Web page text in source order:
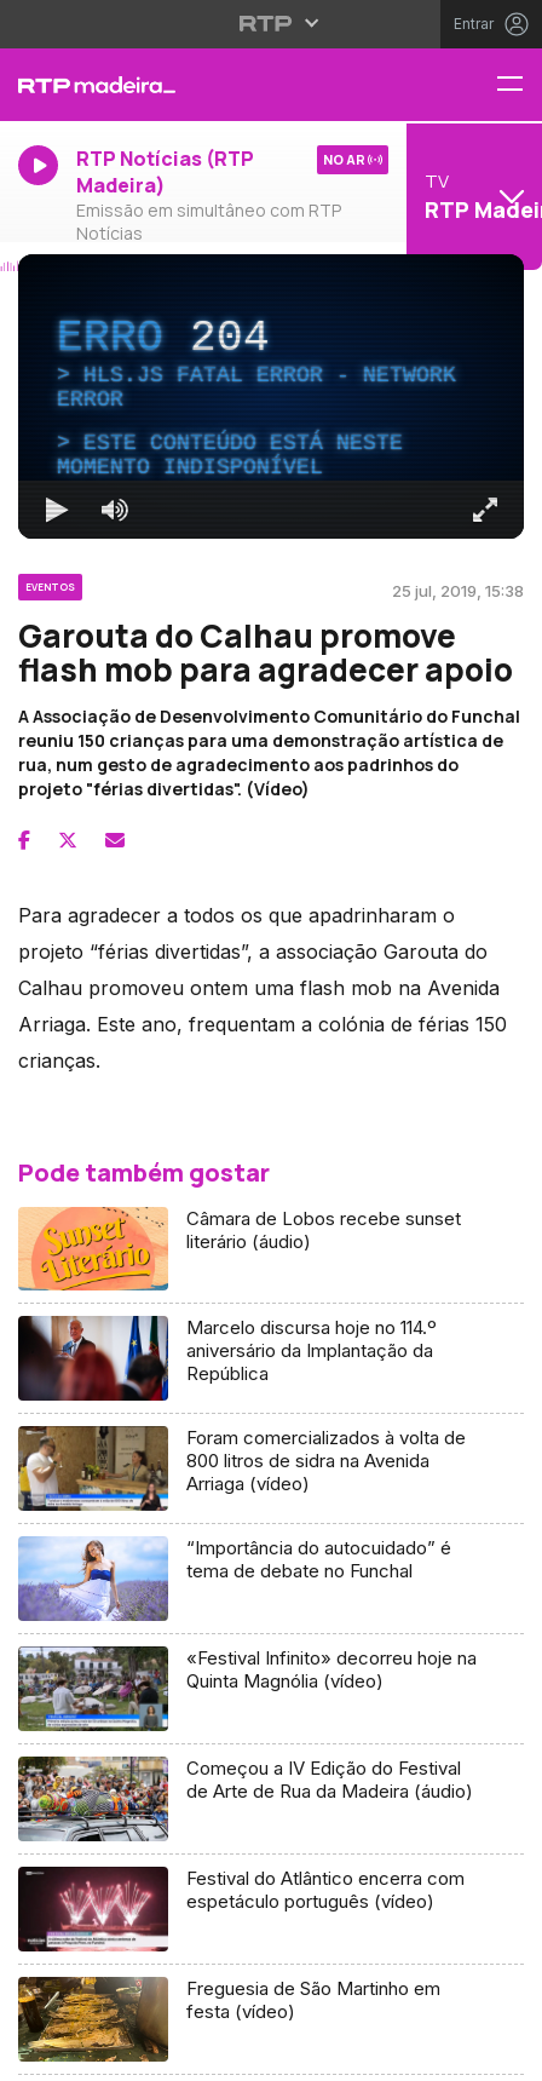
Entrar
RTP Notícias (RTP
Madeira)
Emissão em simultâneo com RTP
Notícias
NO AR
TV
RTP
ERRO204
HLS.JS FATAL ERROR - NETWORK
ERROR
ESTE CONTEÚDO ESTÁ NESTE
MOMENTO INDISPONÍVEL
EVENTOS 25 jul, 2019, 15:38
Garouta do Calhau promove
flash mob para agradecer apoio
A Associação de Desenvolvimento Comunitário do Funchal
reuniu 150 crianças para uma demonstração artística de
rua, num gesto de agradecimento aos padrinhos do
projeto "férias divertidas". (Vídeo)
Para agradecer a todos os que apadrinharam o
projeto “férias divertidas”, a associação Garouta do
Calhau promoveu ontem uma flash mob na Avenida
Arriaga. Este ano, frequentam a colónia de férias 150
crianças.
Pode também gostar
Câmara de Lobos recebe sunset
literário (áudio)
Marcelo discursa hoje no 114.º
aniversário da Implantação da
República
Foram comercializados à volta de
800 litros de sidra na Avenida
Arriaga (vídeo)
“Importância do autocuidado” é
tema de debate no Funchal
«Festival Infinito» decorreu hoje na
Quinta Magnólia (vídeo)
Começou a IV Edição do Festival
de Arte de Rua da Madeira (áudio)
Festival do Atlântico encerra com
espetáculo português (vídeo)
Freguesia de São Martinho em
festa (vídeo)